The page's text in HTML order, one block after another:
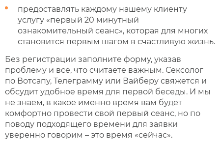
предоставлять каждому нашему клиенту
услугу «первый 20 минутный
ознакомительный сеанс», которая для многих
становится первым шагом в счастливую жизнь.
Без регистрации заполните форму, указав
проблему и все, что считаете важным. Сексолог
по Вотсапу, Телеграмму или Вайберу свяжется и
обсудит удобное время для первой беседы. И мы
не знаем, в какое именно время вам будет
комфортно провести свой первый сеанс, но по
поводу подходящего времени для заявки
уверенно говорим – это время «сейчас».